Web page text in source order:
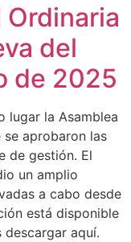
Ordinaria
del
de 2025
lugar la Asamblea
se aprobaron las
de gestión. El
un amplio
a cabo desde
está disponible
aquí.